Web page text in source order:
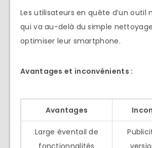
Les utilisateurs en quête d’un
qui va au-delà du simple
optimiser leur smartphone.
Avantages et inconvénients :
Avantages
Large éventail de